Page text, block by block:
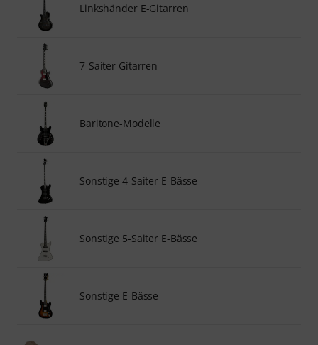
Linkshänder E-Gitarren
7-Saiter Gitarren
Baritone-Modelle
Sonstige 4-Saiter E-Bässe
Sonstige 5-Saiter E-Bässe
Sonstige E-Bässe